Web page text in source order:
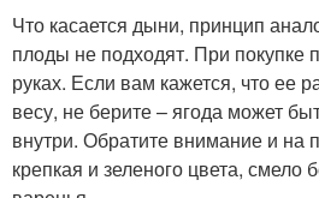
Что касается дыни, принцип
плоды не подходят. При покупке
руках. Если вам кажется, что ее
весу, не берите – ягода может
внутри. Обратите внимание и на
крепкая и зеленого цвета, смело